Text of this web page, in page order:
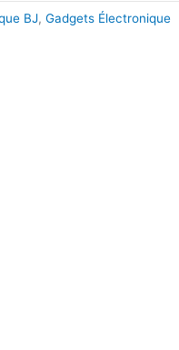
BJ,Gadgets Électronique